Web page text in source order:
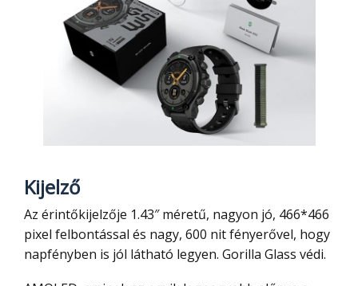
Kijelző
Az érintőkijelzője 1.43″ méretű, nagyon jó, 466*466
pixel felbontással és nagy, 600 nit fényerővel, hogy
napfényben is jól látható legyen. Gorilla Glass védi.